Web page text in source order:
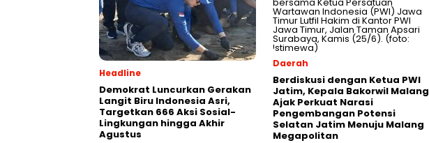
Headline
Demokrat Luncurkan Gerakan
Langit Biru Indonesia Asri,
Targetkan 666 Aksi Sosial-
Lingkungan hingga Akhir
Agustus
Daerah
Berdiskusi dengan Ketua PWI
Jatim, Kepala Bakorwil Malang
Ajak Perkuat Narasi
Pengembangan Potensi
Selatan Jatim Menuju Malang
Megapolitan